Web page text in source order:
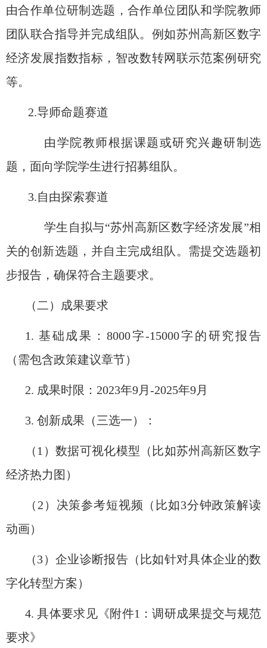
由合作单位研制选题，合作单位团队和学院教师
团队联合指导并完成组队。例如苏州高新区数字
经济发展指数指标，智改数转网联示范案例研究
等。
2.导师命题赛道
由学院教师根据课题或研究兴趣研制选
题，面向学院学生进行招募组队。
3.自由探索赛道
学生自拟与“苏州高新区数字经济发展”相
关的创新选题，并自主完成组队。需提交选题初
步报告，确保符合主题要求。
（二） 成果要求
1. 基础成果： 8000字-15000字的研究报告
（需包含政策建议章节）
2. 成果时限： 2023年9月 -2025年9月
3. 创新成果（三选一）：
（1 ）数据可视化模型（比如苏州高新区数字
经济热力图）
（ 2 ）决策参考短视频（比如3分钟政策解读
动画）
（3）企业诊断报告（比如针对具体企业的数
字化转型方案）
4.具体要求见《附件1 ：调研成果提交与规范
要求》